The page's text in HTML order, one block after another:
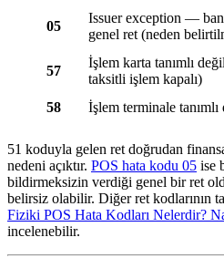
05
Issuer exception —
genel ret (neden
57
İşlem karta tanımlı
taksitli işlem kapalı)
58 İşlem terminale tanımlı
51 koduyla gelen ret doğrudan
nedeni açıktır. POS hata kodu 05 ise
bildirmeksizin verdiği genel bir ret
belirsiz olabilir. Diğer ret kodlarının
Fiziki POS Hata Kodları Nelerdir?
incelenebilir.